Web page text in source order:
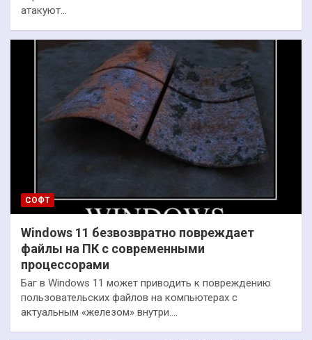
атакуют…
СОФТ
Windows 11 безвозвратно повреждает
файлы на ПК с современными
процессорами
Баг в Windows 11 может приводить к повреждению
пользовательских файлов на компьютерах с
актуальным «железом» внутри.…